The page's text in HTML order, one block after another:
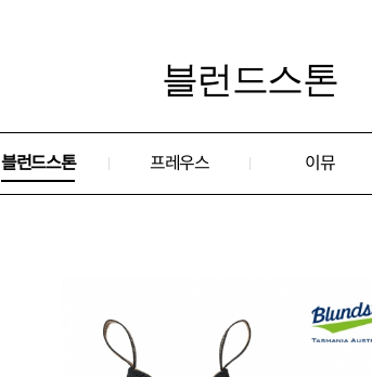
블런드스톤
블런드스톤 프레우스 이뮤